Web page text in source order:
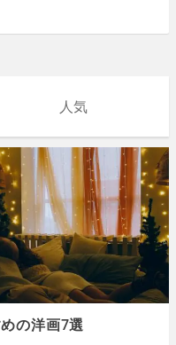
人気
の洋画7選